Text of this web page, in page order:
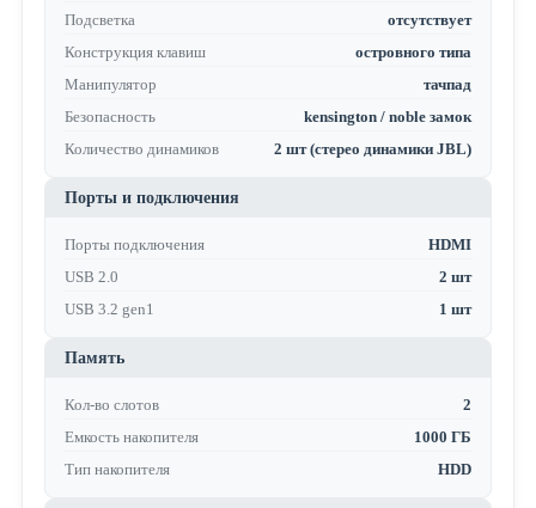
Подсветка
отсутствует
Конструкция клавиш
островного типа
Манипулятор
тачпад
Безопасность
kensington / noble замок
Количество динамиков
2 шт (стерео динамики JBL)
Порты и подключения
Порты подключения
HDMI
USB 2.0
2 шт
USB 3.2 gen1
1 шт
Память
Кол-во слотов
2
Емкость накопителя
1000 ГБ
Тип накопителя
HDD